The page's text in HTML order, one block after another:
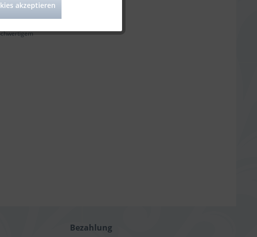
Bezahlung
akzeptieren